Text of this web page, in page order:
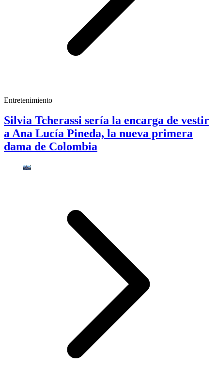
Entretenimiento
Silvia Tcherassi sería la encarga de vestir
a Ana Lucía Pineda, la nueva primera
dama de Colombia